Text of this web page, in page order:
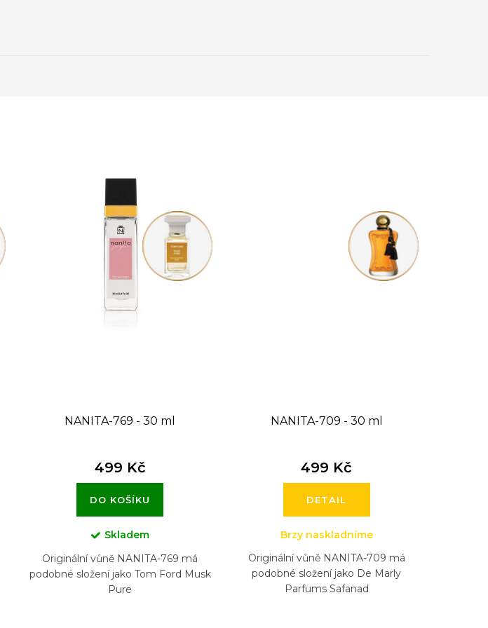
NANITA-769 - 30 ml
499 Kč
DO KOŠÍKU
Skladem
Originální vůně NANITA-769 má
podobné složení jako Tom Ford Musk
Pure
NANITA-709 - 30 ml
499 Kč
DETAIL
Brzy naskladníme
Originální vůně NANITA-709 má
podobné složení jako De Marly
Parfums Safanad